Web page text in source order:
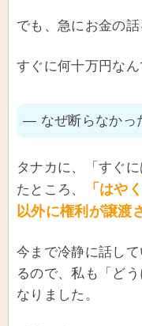
でも、急にお金の
すぐに何十万円なん
― なぜ断らなかっ
タナカに、「すぐ
たところ、
「はや
以外に権利が譲渡
今まで冷静に話し
るので、私も「ど
なりました。